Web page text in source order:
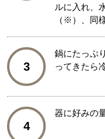
ルに入れ、
（※）、同
3
鍋にたっぷ
ってきたら
4
器に好みの